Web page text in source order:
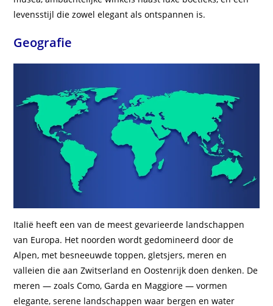
levensstijl die zowel elegant als ontspannen is.
Geografie
Italië heeft een van de meest gevarieerde landschappen
van Europa. Het noorden wordt gedomineerd door de
Alpen, met besneeuwde toppen, gletsjers, meren en
valleien die aan Zwitserland en Oostenrijk doen denken. De
meren — zoals Como, Garda en Maggiore — vormen
elegante, serene landschappen waar bergen en water